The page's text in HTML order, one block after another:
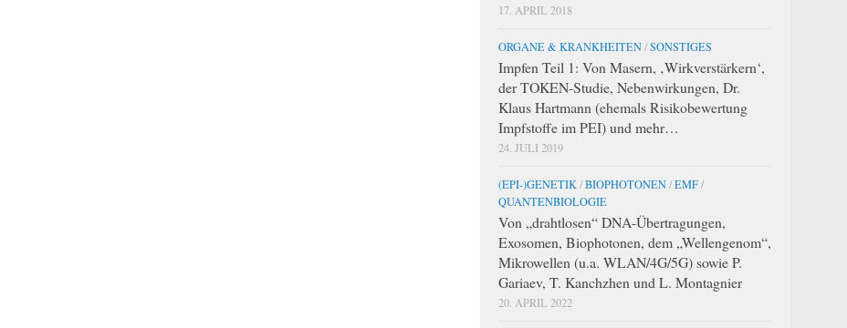
17. APRIL 2018
ORGANE & KRANKHEITEN/SONSTIGES
Impfen Teil 1: Von Masern, ‚Wirkverstärkern‘,
der TOKEN-Studie, Nebenwirkungen, Dr.
Klaus Hartmann (ehemals Risikobewertung
Impfstoffe im PEI) und mehr…
24. JULI 2019
(EPI-)GENETIK /BIOPHOTONEN/EMF/
QUANTENBIOLOGIE
Von „drahtlosen“ DNA-Übertragungen,
Exosomen, Biophotonen, dem „Wellengenom“,
Mikrowellen (u.a. WLAN/4G/5G) sowie P.
Gariaev, T. Kanchzhen und L. Montagnier
20. APRIL 2022